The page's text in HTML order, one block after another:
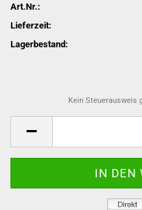
Art.Nr.:
Lieferzeit:
Lagerbestand:
Kein Steuerausweis